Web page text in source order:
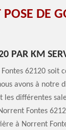
POSE DE
PAR KM
62120 soit
avons à notre
différentes
Fontes
à Norrent